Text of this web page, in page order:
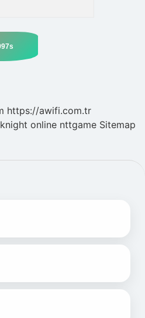
https://awifi.com.tr
knight online nttgame Sitemap